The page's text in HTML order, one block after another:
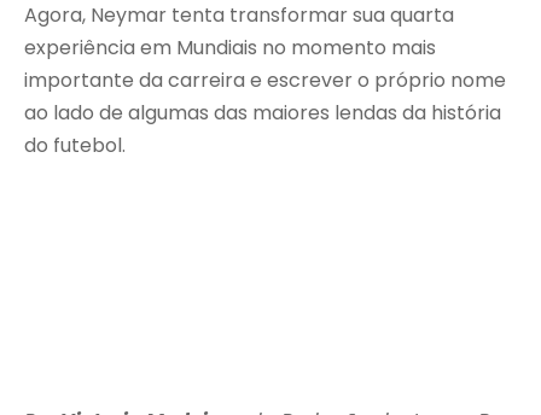
Agora, Neymar tenta transformar sua quarta
experiência em Mundiais no momento mais
importante da carreira e escrever o próprio nome
ao lado de algumas das maiores lendas da história
do futebol.